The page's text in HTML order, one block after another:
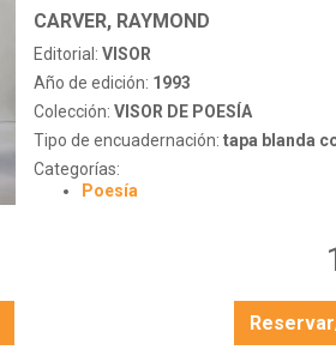
CARVER, RAYMOND
Editorial: VISOR
Año de edición: 1993
Colección: VISOR DE POESÍA
Tipo de encuadernación: tapa blanda
Categorías:
Poesía